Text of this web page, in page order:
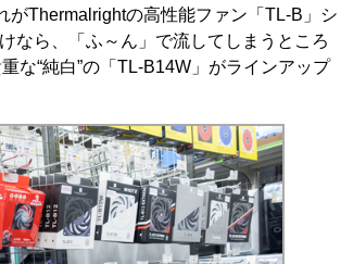
がThermalrightの高性能ファン「TL-B」シ
なら、「ふ～ん」で流してしまうところ
な“純白”の「TL-B14W」がラインアップ